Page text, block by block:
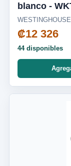
blanco -
WESTINGHOUSE
₡12 326
44 disponibles